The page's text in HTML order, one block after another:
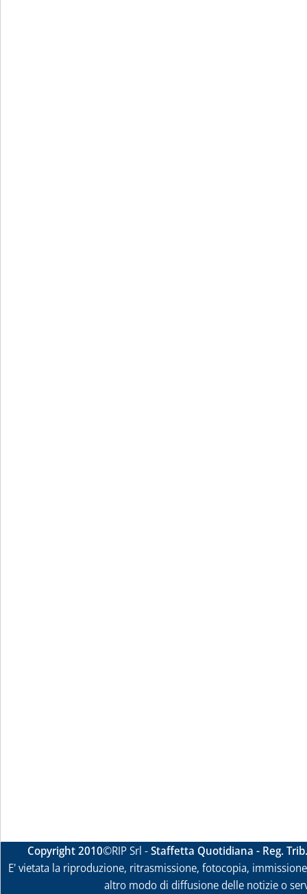
Copyright 2010©RIP Srl -Staffetta Quotidiana - Reg.
E' vietata la riproduzione, ritrasmissione, fotocopia,
altro modo di diffusione delle notizie o